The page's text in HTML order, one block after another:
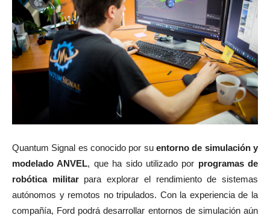
Quantum Signal es conocido por su entorno de simulación y
modelado ANVEL, que ha sido utilizado por programas de
robótica militarpara explorar el rendimiento de sistemas
autónomos y remotos no tripulados. Con la experiencia de la
compañía, Ford podrá desarrollar entornos de simulación aún